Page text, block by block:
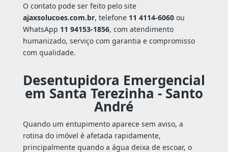
O contato pode ser feito pelo site
ajaxsolucoes.com.br, telefone 11 4114-6060ou
WhatsApp 11 94153-1856, com atendimento
humanizado, serviço com garantia e compromisso
com qualidade.
Desentupidora Emergencial
em Santa Terezinha - Santo
André
Quando um entupimento aparece sem aviso, a
rotina do imóvel é afetada rapidamente,
principalmente quando a água deixa de escoar, o